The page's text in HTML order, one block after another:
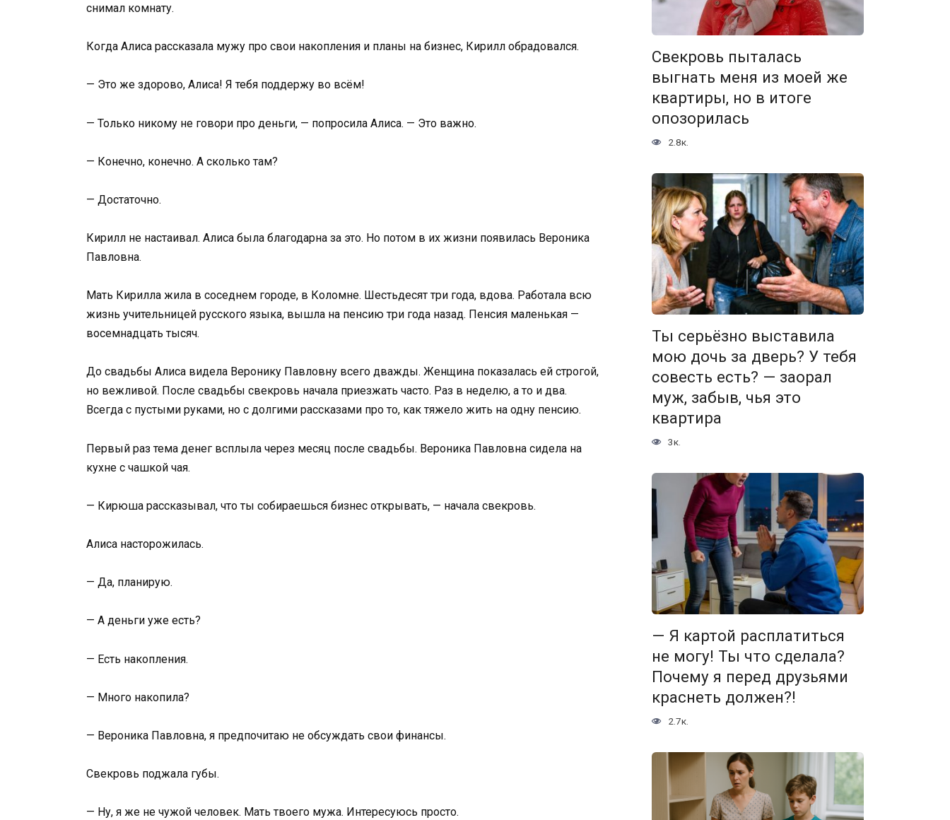
снимал комнату.
Когда Алиса рассказала мужу про свои накопления и планы на бизнес, Кирилл обрадовался.
— Это же здорово, Алиса! Я тебя поддержу во всём!
— Только никому не говори про деньги, — попросила Алиса. — Это важно.
— Конечно, конечно. А сколько там?
— Достаточно.
Кирилл не настаивал. Алиса была благодарна за это. Но потом в их жизни появилась Вероника
Павловна.
Мать Кирилла жила в соседнем городе, в Коломне. Шестьдесят три года, вдова. Работала всю
жизнь учительницей русского языка, вышла на пенсию три года назад. Пенсия маленькая —
восемнадцать тысяч.
До свадьбы Алиса видела Веронику Павловну всего дважды. Женщина показалась ей строгой,
но вежливой. После свадьбы свекровь начала приезжать часто. Раз в неделю, а то и два.
Всегда с пустыми руками, но с долгими рассказами про то, как тяжело жить на одну пенсию.
Первый раз тема денег всплыла через месяц после свадьбы. Вероника Павловна сидела на
кухне с чашкой чая.
— Кирюша рассказывал, что ты собираешься бизнес открывать, — начала свекровь.
Алиса насторожилась.
— Да, планирую.
— А деньги уже есть?
— Есть накопления.
— Много накопила?
— Вероника Павловна, я предпочитаю не обсуждать свои финансы.
Свекровь поджала губы.
— Ну, я же не чужой человек. Мать твоего мужа. Интересуюсь просто.
Свекровь пыталась
выгнать меня из моей же
квартиры, но в итоге
опозорилась
2.8к.
Ты серьёзно выставила
мою дочь за дверь? У тебя
совесть есть? — заорал
муж, забыв, чья это
квартира
3к.
— Я картой расплатиться
не могу! Ты что сделала?
Почему я перед друзьями
краснеть должен?!
2.7к.